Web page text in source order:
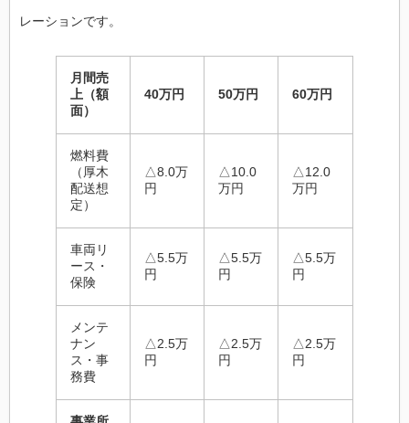
レーションです。
月間売
上（額
面）
40万円 50万円 60万円
燃料費
（厚木
配送想
定）
△8.0万
円
△10.0
万円
△12.0
万円
車両リ
ース・
保険
△5.5万
円
△5.5万
円
△5.5万
円
メンテ
ナン
ス・事
務費
△2.5万
円
△2.5万
円
△2.5万
円